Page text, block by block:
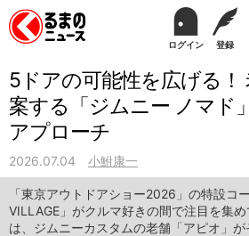
ログイン 登録
5ドアの可能性を広げる！
案する「ジムニー ノマド
アプローチ
2026.07.04 小鮒康一
「東京アウトドアショー2026」の特設コ
VILLAGE」がクルマ好きの間で注目を集
は、ジムニーカスタムの老舗「アピオ」